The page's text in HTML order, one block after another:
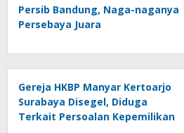
Persib Bandung, Naga-naganya
Persebaya Juara
Gereja HKBP Manyar Kertoarjo
Surabaya Disegel, Diduga
Terkait Persoalan Kepemilikan